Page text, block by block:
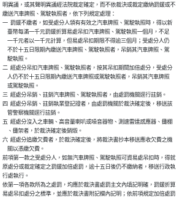
明異議，或其聲明異議經法院裁定確定，而不依裁決或裁定繳納罰鍰或不
繳送汽車牌照、駕駛執照者，依下列規定處理：
一  罰鍰不繳者，如受處分人領有有效之汽車牌照、駕駛執照時，得以新
    臺幣每滿一千元罰鍰折算易處吊扣汽車牌照、駕駛執照一個月，不足
    一千元者以一千元計算，但易處吊扣期限不得逾三個月；受處分人仍
    不於十五日限期內繳送汽車牌照、駕駛執照者，吊銷其汽車牌照、駕
    駛執照。
二  經處分吊扣汽車牌照、駕駛執照者，按其吊扣期間加倍處分，受處分
    人仍不於十五日限期內繳送汽車牌照或駕駛執照者，吊銷其汽車牌照
    或駕駛執照。
三  經處分吊銷、註銷汽車牌照、駕駛執照者，由處罰機關逕行註銷。
四  經處分吊銷、註銷執業登記證者，由處罰機關於裁決確定後，移送該
    管警察機關逕行註銷。
五  經處分沒入之車輛、高音量喇叭或噪音器物、測速雷達感應器、攤棚
    、攤架者，於裁決確定後銷燬。
六  經處分追繳欠費者，於裁決確定後，將裁決書抄本移送應收欠費之機
    關以憑繳欠費。
前項第一款之受處分人，如無汽車牌照、駕駛執照可資易處吊扣時，得就
原處分或裁定確定之罰鍰加倍處罰，逾十五日後仍不繳納者，移送行政執
行處執行。
依第一項各款所為之處罰，均應於裁決書處罰主文內填記明確，罰鍰折算
易處吊扣處分之標準，並應於裁決書附記欄內記明；依前項規定加倍處罰